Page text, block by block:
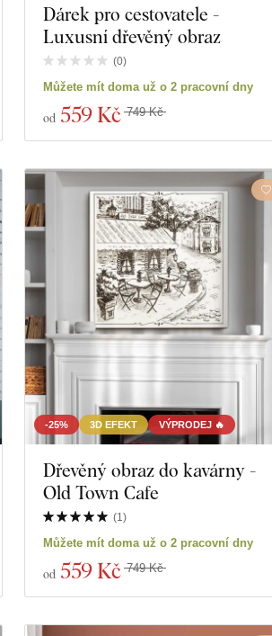
Dárek pro cestovatele -
Luxusní dřevěný obraz
(0)
Můžete mít doma už o 2 pracovní dny
od 559 Kč 749 Kč
-25% 3D EFEKT VÝPRODEJ 🔥
Dřevěný obraz do kavárny -
Old Town Cafe
(1)
Můžete mít doma už o 2 pracovní dny
od 559 Kč 749 Kč